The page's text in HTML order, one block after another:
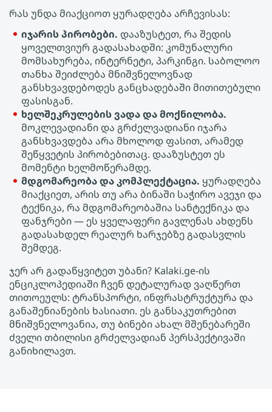
რას უნდა მიაქციოთ ყურადღება არჩევისას:
იჯარის პირობები. დააზუსტეთ, რა შედის
ყოველთვიურ გადასახადში: კომუნალური
მომსახურება, ინტერნეტი, პარკინგი. საბოლოო
თანხა შეიძლება მნიშვნელოვნად
განსხვავდებოდეს განცხადებაში მითითებული
ფასისგან.
ხელშეკრულების ვადა და მოქნილობა.
მოკლევადიანი და გრძელვადიანი იჯარა
განსხვავდება არა მხოლოდ ფასით, არამედ
შეწყვეტის პირობებითაც. დააზუსტეთ ეს
მომენტი ხელმოწერამდე.
მდგომარეობა და კომპლექტაცია. ყურადღება
მიაქციეთ, არის თუ არა ბინაში საჭირო ავეჯი და
ტექნიკა, რა მდგომარეობაშია სანტექნიკა და
ფანჯრები — ეს ყველაფერი გავლენას ახდენს
გადასახდელ რეალურ ხარჯებზე გადასვლის
შემდეგ.
ჯერ არ გადაწყვიტეთ უბანი? Kalaki.ge-ის
ენციკლოპედიაში ჩვენ დეტალურად ვაღწერთ
თითოეულს: ტრანსპორტი, ინფრასტრუქტურა და
განაშენიანების ხასიათი. ეს განსაკუთრებით
მნიშვნელოვანია, თუ Ბინები ახალ მშენებარეში
ძველი თბილისი გრძელვადიან პერსპექტივაში
განიხილავთ.